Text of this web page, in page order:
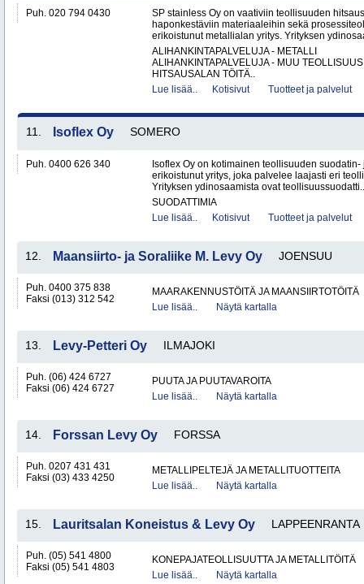
Puh. 020 794 0430
SP stainless Oy on vaativiin teollisuuden
haponkestäviin materiaaleihin sekä
erikoistunut metallialan yritys. Yrityksen
ALIHANKINTAPALVELUJA - METALLI
ALIHANKINTAPALVELUJA - MUU TEOLLISUUS
HITSAUSALAN TÖITÄ..
Lue lisää..
Kotisivut Tuotteet ja palvelut
11. Isoflex Oy SOMERO
Puh. 0400 626 340
Isoflex Oy on kotimainen teollisuuden
erikoistunut yritys, joka palvelee laajasti eri
Yrityksen ydinosaamista ovat teollisuussuodatti..
SUODATTIMIA
Lue lisää..
Kotisivut Tuotteet ja palvelut
12. Maansiirto- ja Soraliike M. Levy Oy JOENSUU
Puh. 0400 375 838
Faksi (013) 312 542
MAARAKENNUSTÖITÄ JA MAANSIIRTOTÖITÄ
Lue lisää..
Näytä kartalla
13. Levy-Petteri Oy ILMAJOKI
Puh. (06) 424 6727
Faksi (06) 424 6727
PUUTA JA PUUTAVAROITA
Lue lisää..
Näytä kartalla
14. Forssan Levy Oy FORSSA
Puh. 0207 431 431
Faksi (03) 433 4250
METALLIPELTEJÄ JA METALLITUOTTEITA
Lue lisää..
Näytä kartalla
15. Lauritsalan Koneistus & Levy Oy LAPPEENRANTA
Puh. (05) 541 4800
Faksi (05) 541 4803
KONEPAJATEOLLISUUTTA JA METALLITÖITÄ
Lue lisää..
Näytä kartalla